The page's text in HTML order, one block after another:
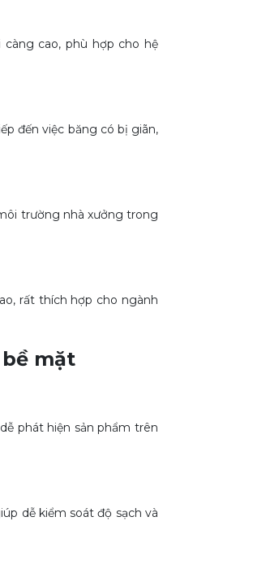
cao, phù hợp cho hệ
đến việc băng có bị giãn,
trường nhà xưởng trong
rất thích hợp cho ngành
mặt
phát hiện sản phẩm trên
dễ kiểm soát độ sạch và